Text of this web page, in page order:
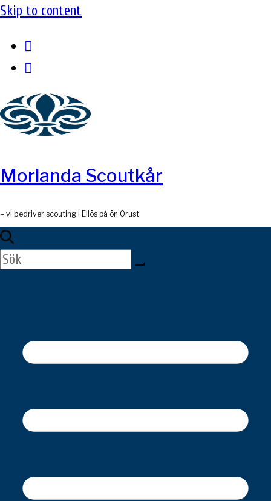
Skip to content
Morlanda Scoutkår
– vi bedriver scouting i Ellös på ön Orust